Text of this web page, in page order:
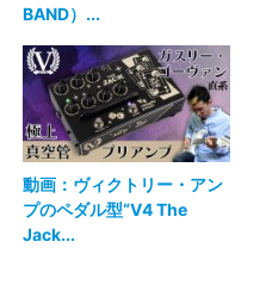
BAND）...
動画：ヴィクトリー・アン
プのペダル型“V4 The
Jack...